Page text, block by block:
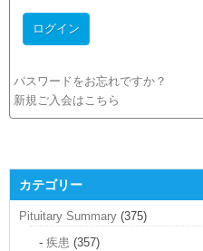
パスワードをお忘れですか？
新規ご入会はこちら
カテゴリー
Pituitary Summary (375)
疾患 (357)